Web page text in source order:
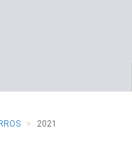
2021